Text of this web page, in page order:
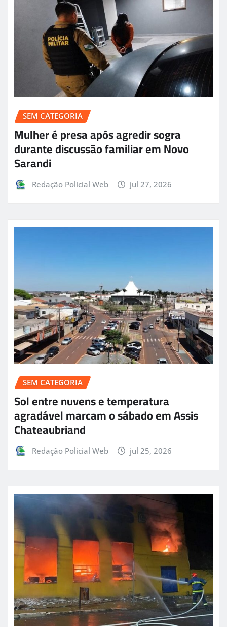
SEM CATEGORIA
Mulher é presa após agredir sogra
durante discussão familiar em Novo
Sarandi
Redação Policial Web jul 27, 2026
SEM CATEGORIA
Sol entre nuvens e temperatura
agradável marcam o sábado em Assis
Chateaubriand
Redação Policial Web jul 25, 2026